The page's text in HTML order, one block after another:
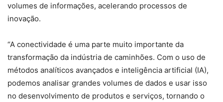
volumes de informações, acelerando processos de
inovação.
“A conectividade é uma parte muito importante da
transformação da indústria de caminhões. Com o uso de
métodos analíticos avançados e inteligência artificial (IA),
podemos analisar grandes volumes de dados e usar isso
no desenvolvimento de produtos e serviços, tornando o